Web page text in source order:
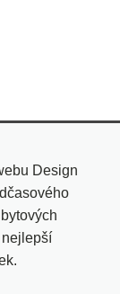
Design